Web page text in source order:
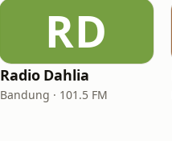
RD
Radio Dahlia
Bandung · 101.5 FM